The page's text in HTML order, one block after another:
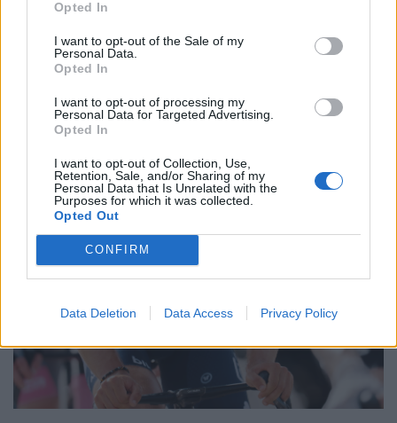
Opted In
I want to opt-out of the Sale of my
Personal Data.
Opted In
I want to opt-out of processing my
Personal Data for Targeted Advertising.
Opted In
I want to opt-out of Collection, Use,
Retention, Sale, and/or Sharing of my
Personal Data that Is Unrelated with the
Purposes for which it was collected.
Opted Out
CONFIRM
Data Deletion Data Access Privacy Policy